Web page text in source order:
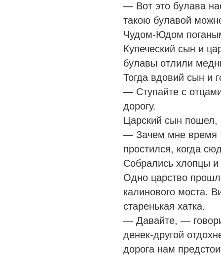
— Вот это булава
такою булавой
Чудом-Юдом
Купеческий сын и
булавы отлили
Тогда вдовий сын и
— Ступайте с
дорогу.
Царский сын пошел,
— Зачем мне время
простился, когда
Собрались хлопцы
Одно царство
калинового моста.
старенькая хатка.
— Давайте, —
денек-другой
дорога нам